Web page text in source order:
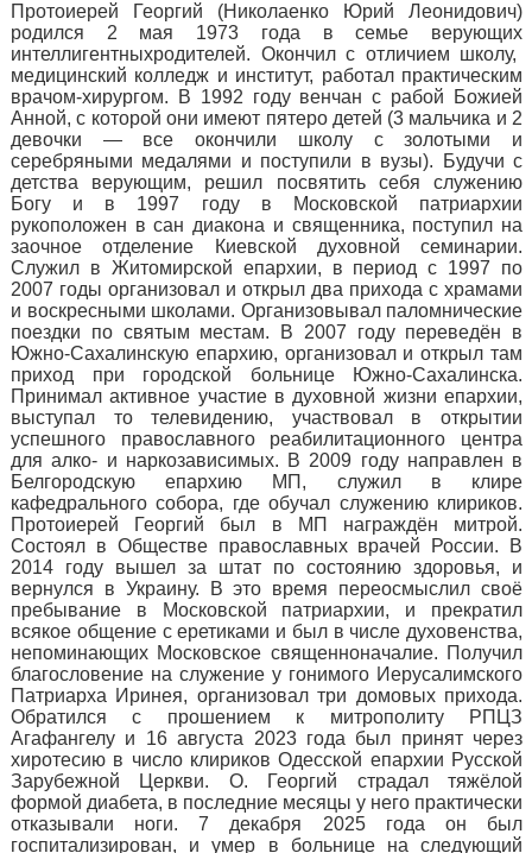
Протоиерей Георгий (Николаенко Юрий Леонидович)
родился 2 мая 1973 года в семье верующих
интеллигентныхродителей. Окончил с отличием школу,
медицинский колледж и институт, работал практическим
врачом-хирургом. В 1992 году венчан с рабой Божией
Анной, с которой они имеют пятеро детей (3 мальчика и 2
девочки — все окончили школу с золотыми и
серебряными медалями и поступили в вузы). Будучи с
детства верующим, решил посвятить себя служению
Богу и в 1997 году в Московской патриархии
рукоположен в сан диакона и священника, поступил на
заочное отделение Киевской духовной семинарии.
Служил в Житомирской епархии, в период с 1997 по
2007 годы организовал и открыл два прихода с храмами
и воскресными школами. Организовывал паломнические
поездки по святым местам. В 2007 году переведён в
Южно-Сахалинскую епархию, организовал и открыл там
приход при городской больнице Южно-Сахалинска.
Принимал активное участие в духовной жизни епархии,
выступал то телевидению, участвовал в открытии
успешного православного реабилитационного центра
для алко- и наркозависимых. В 2009 году направлен в
Белгородскую епархию МП, служил в клире
кафедрального собора, где обучал служению клириков.
Протоиерей Георгий был в МП награждён митрой.
Состоял в Обществе православных врачей России. В
2014 году вышел за штат по состоянию здоровья, и
вернулся в Украину. В это время переосмыслил своё
пребывание в Московской патриархии, и прекратил
всякое общение с еретиками и был в числе духовенства,
непоминающих Московское священноначалие. Получил
благословение на служение у гонимого Иерусалимского
Патриарха Иринея, организовал три домовых прихода.
Обратился с прошением к митрополиту РПЦЗ
Агафангелу и 16 августа 2023 года был принят через
хиротесию в число клириков Одесской епархии Русской
Зарубежной Церкви. О. Георгий страдал тяжёлой
формой диабета, в последние месяцы у него практически
отказывали ноги. 7 декабря 2025 года он был
госпитализирован, и умер в больнице на следующий